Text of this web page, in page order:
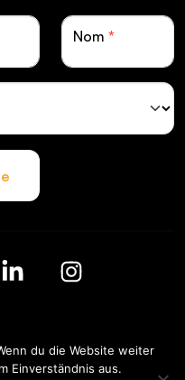
Nom *
LinkedIn
CH-3001 Bern
du die Website weiter
Einverständnis aus.